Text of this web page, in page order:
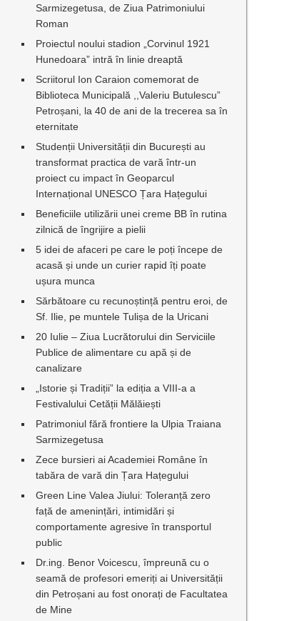
Sarmizegetusa, de Ziua Patrimoniului
Roman
Proiectul noului stadion „Corvinul 1921
Hunedoara” intră în linie dreaptă
Scriitorul Ion Caraion comemorat de
Biblioteca Municipală ,,Valeriu Butulescu”
Petroșani, la 40 de ani de la trecerea sa în
eternitate
Studenții Universității din București au
transformat practica de vară într-un
proiect cu impact în Geoparcul
Internațional UNESCO Țara Hațegului
Beneficiile utilizării unei creme BB în rutina
zilnică de îngrijire a pielii
5 idei de afaceri pe care le poți începe de
acasă și unde un curier rapid îți poate
ușura munca
Sărbătoare cu recunoștință pentru eroi, de
Sf. Ilie, pe muntele Tulișa de la Uricani
20 Iulie – Ziua Lucrătorului din Serviciile
Publice de alimentare cu apă și de
canalizare
„Istorie și Tradiții” la ediția a VIII-a a
Festivalului Cetății Mălăiești
Patrimoniul fără frontiere la Ulpia Traiana
Sarmizegetusa
Zece bursieri ai Academiei Române în
tabăra de vară din Țara Hațegului
Green Line Valea Jiului: Toleranță zero
față de amenințări, intimidări și
comportamente agresive în transportul
public
Dr.ing. Benor Voicescu, împreună cu o
seamă de profesori emeriți ai Universității
din Petroșani au fost onorați de Facultatea
de Mine